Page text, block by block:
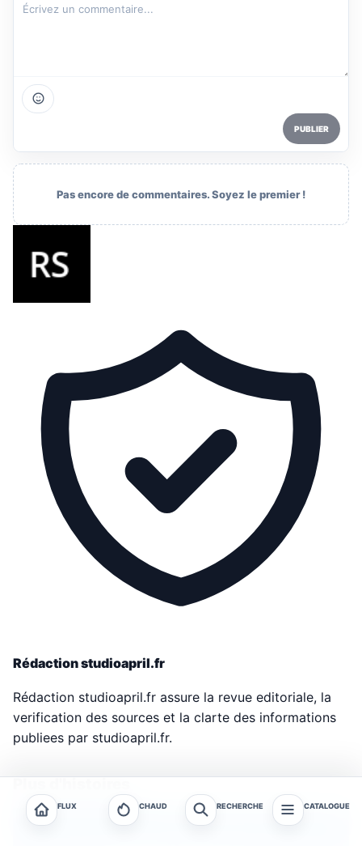
PUBLIER
Pas encore de commentaires. Soyez le premier !
Rédaction studioapril.fr
Rédaction studioapril.fr assure la revue editoriale, la
verification des sources et la clarte des informations
publiees par studioapril.fr.
FLUX CHAUD RECHERCHE CATALOGUE